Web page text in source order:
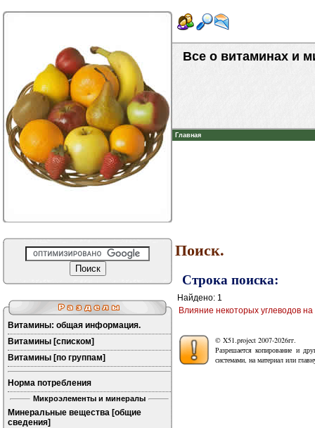
Все о витаминах и
Главная
Витамины: общая информация.
Витамины [списком]
Витамины [по группам]
Норма потребления
Микроэлементы и минералы
Минеральные вещества [общие
сведения]
Поиск.
Строка поиска:
Найдено: 1
Влияние некоторых углеводов
© X51.project 2007-2026гг.
Разрешается копирование и
системами, на материал или